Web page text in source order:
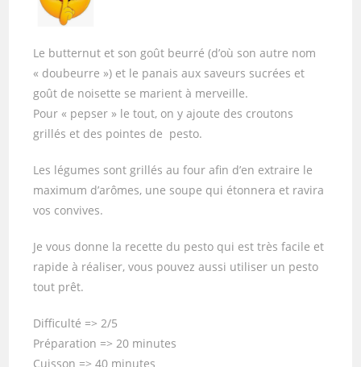
Le butternut et son goût beurré (d’où son autre nom
« doubeurre ») et le panais aux saveurs sucrées et
goût de noisette se marient à merveille.
Pour « pepser » le tout, on y ajoute des croutons
grillés et des pointes de pesto.
Les légumes sont grillés au four afin d’en extraire le
maximum d’arômes, une soupe qui étonnera et ravira
vos convives.
Je vous donne la recette du pesto qui est très facile et
rapide à réaliser, vous pouvez aussi utiliser un pesto
tout prêt.
Difficulté => 2/5
Préparation => 20 minutes
Cuisson => 40 minutes